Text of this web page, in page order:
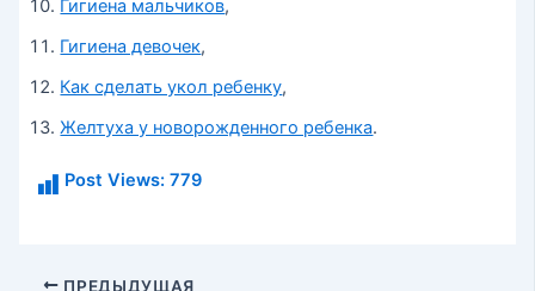
Гигиена мальчиков,
Гигиена девочек,
Как сделать укол ребенку,
Желтуха у новорожденного ребенка.
Post Views: 779
Навигация
ПРЕДЫДУЩАЯ